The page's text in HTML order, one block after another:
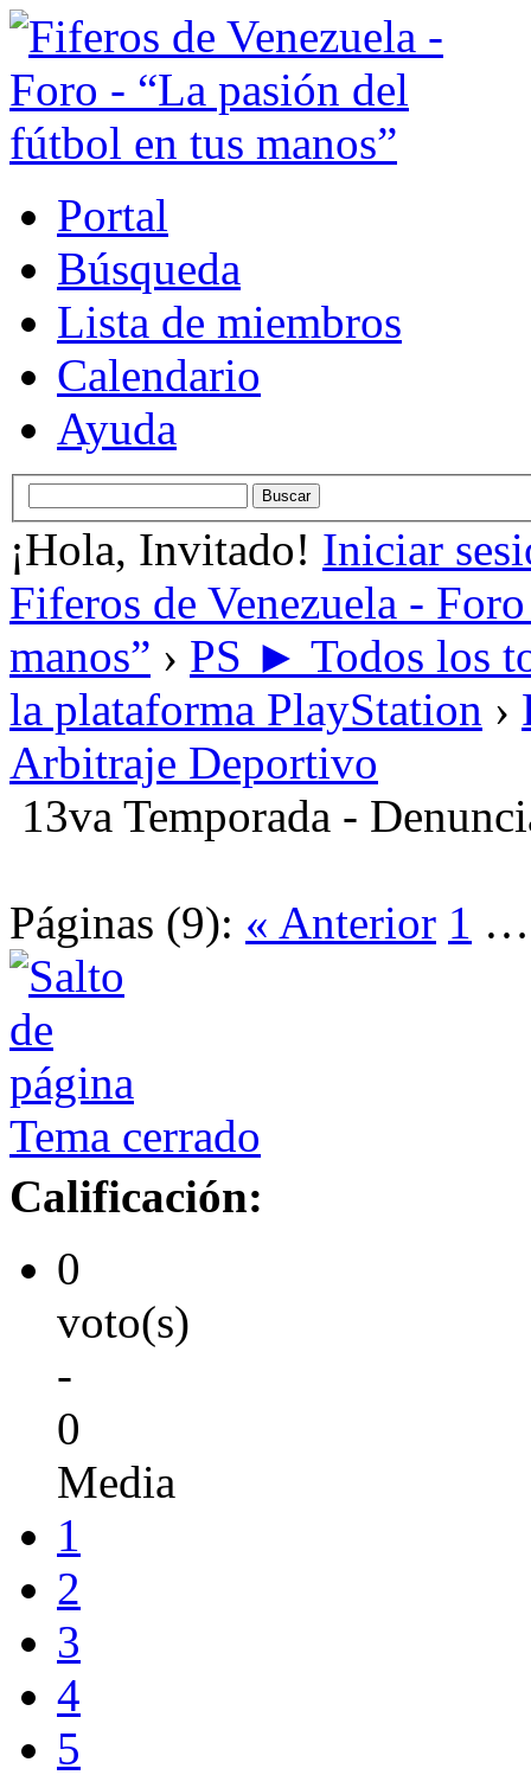
Portal
Búsqueda
Lista de miembros
Calendario
Ayuda
¡Hola, Invitado! Iniciar
Fiferos de Venezuela -
manos” › PS ► Todos los
la plataforma PlayStation ›
Arbitraje Deportivo
13va Temporada -
Páginas (9): « Anterior 1
Tema cerrado
Calificación:
0
voto(s)
-
0
Media
1
2
3
4
5